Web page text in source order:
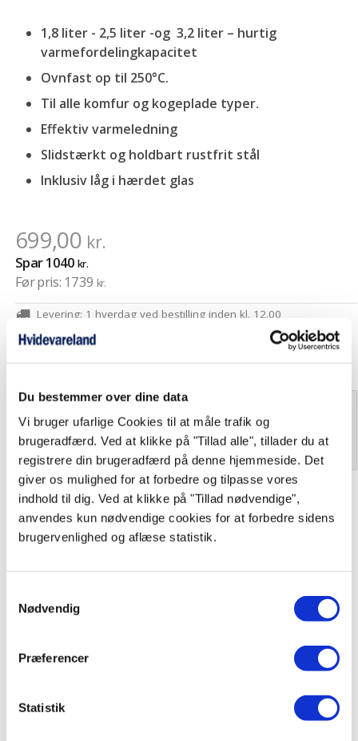
Du bestemmer over dine data
Vi bruger ufarlige Cookies til at måle trafik og
brugeradfærd. Ved at klikke på "Tillad alle", tillader du at
registrere din brugeradfærd på denne hjemmeside. Det
giver os mulighed for at forbedre og tilpasse vores
indhold til dig. Ved at klikke på "Tillad nødvendige",
anvendes kun nødvendige cookies for at forbedre sidens
brugervenlighed og aflæse statistik.
Nødvendig
Præferencer
Statistik
1,8 liter - 2,5 liter -og 3,2 liter – hurtig
varmefordelingkapacitet
Ovnfast op til 250°C.
Til alle komfur og kogeplade typer.
Effektiv varmeledning
Slidstærkt og holdbart rustfrit stål
Inklusiv låg i hærdet glas
699,00 kr.
Spar1040 kr.
Før pris: 1739 kr.
Levering: 1 hverdag ved bestilling inden kl. 12.00
Produktdatablad
Antal stk. Læg i kurv
Se også
BergHoff ESSENTIALS